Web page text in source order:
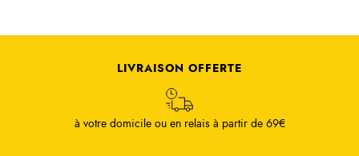
LIVRAISON OFFERTE
à votre domicile ou en relais à partir de 69€